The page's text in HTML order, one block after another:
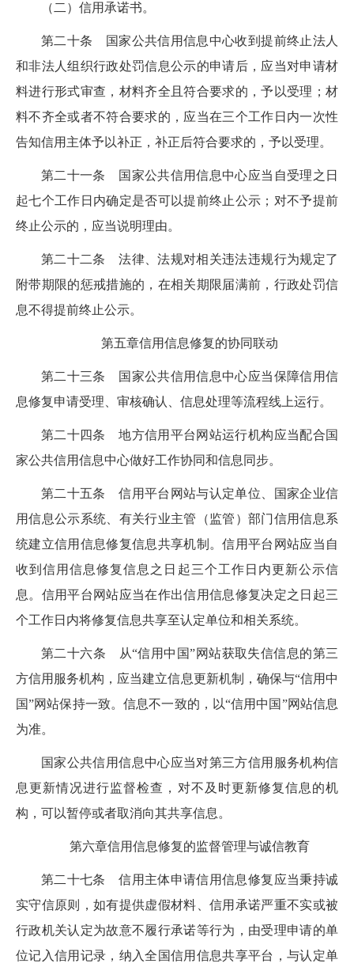
（二） 信用 承诺书。
第二十条
国家公共信用信息中心收到提前终止法人
和非法人组织行政处罚信息公示的申请后，应当对申请材
料进行形式审查，材料齐全且符合要求的，予以受理；材
料不齐全或者不符合要求的，应当在三个工作日内一次性
告知信用主体予以补正，补正后符合要求的，予以受理。
第二十一条
国家公共信用信息中心应当自受理之日
起七个工作日内确定是否可以提前终止公示；对不予提前
终止公示的，应当说明理由。
第二十二条法律、法规对相关违法违规行为规定了
附带期限的惩戒措施的，在相关期限届满前，行政处罚信
息不得提前终止公示。
第五章信用信息修复的协同联动
第二十三条
国家公共信用信息中心应当保障信用信
息修复申请受理、审核确认、信息处理等流程线上运行。
第二十四条地方信用平台网站运行机构应当配合国
家公共信用信息中心做好工作协同和信息同步。
第二十五条信用平台 网站与认定单位、
国家企业信
用信息公示系统 、有关行业主管（监管）部门信用信息系
统建立信用信息修复信息共享机制 。信用平台网站应当自
收到信用信息修复信息之日起三个工作日内更新公示信
息。信用平台网站应当在作出信用信息修复决定之日起三
个工作日内将修复信息共享至认定单位和相关系统。
第二十六条
从“信用中国”网站获取失信信息的第三
方信用服务机构，应当建立信息更新机制，确保与“信用中
国”网站保持一致。信息不一致的，以“信用中国”网站信息
为准。
国家公共信用信息中心应当对第三方信用服务机构信
息更新情况进行监督检查，对不及时更新修复信息的机
构，可以暂停或者取消向其共享信息。
第六章信用信息修复的监督管理与诚信教育
第二十七条信用主体申请信用信息修复应当秉持诚
实守信原则，如有提供虚假材料、信用承诺严重不实或被
行政机关认定为故意不履行承诺等行为，由受理申请的单
位记入信用记录，纳入全国信用信息共享平台，与认定单